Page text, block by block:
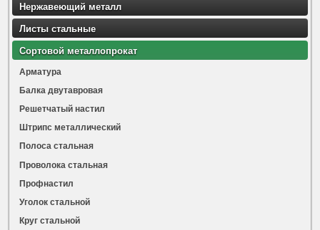
Нержавеющий металл
Листы стальные
Сортовой металлопрокат
Арматура
Балка двутавровая
Решетчатый настил
Штрипс металлический
Полоса стальная
Проволока стальная
Профнастил
Уголок стальной
Круг стальной